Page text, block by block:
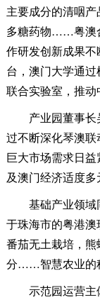
主要成分的清咽
多糖药物……粤澳
作研发创新成果
台，澳门大学通
联合实验室，推动
产业园董事长
过不断深化琴澳
巨大市场需求日
及澳门经济适度多
基础产业领域
于珠海市的粤港
番茄无土栽培，
分……智慧农业的
示范园运营主